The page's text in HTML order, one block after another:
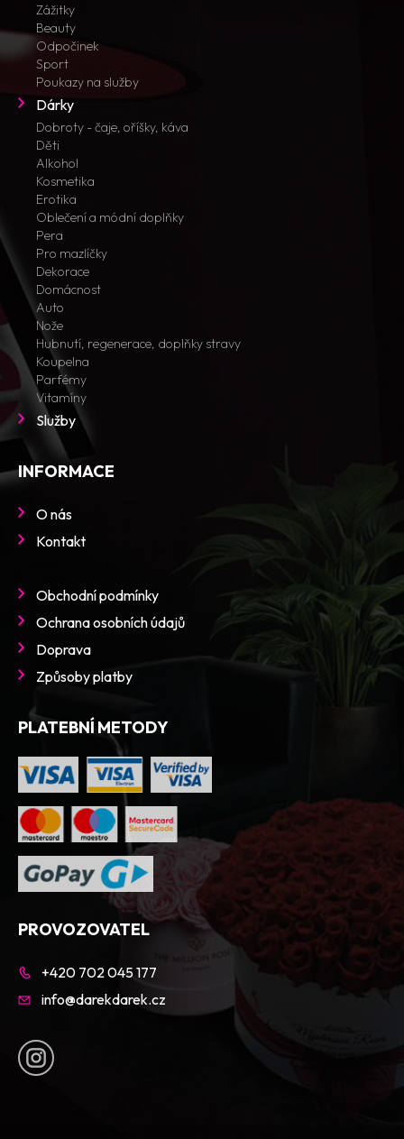
Zážitky
Beauty
Odpočinek
Sport
Poukazy na služby
Dárky
Dobroty - čaje, oříšky, káva
Děti
Alkohol
Kosmetika
Erotika
Oblečení a módní doplňky
Pera
Pro mazlíčky
Dekorace
Domácnost
Auto
Nože
Hubnutí, regenerace, doplňky stravy
Koupelna
Parfémy
Vitamíny
Služby
INFORMACE
O nás
Kontakt
Obchodní podmínky
Ochrana osobních údajů
Doprava
Způsoby platby
PLATEBNÍ METODY
PROVOZOVATEL
+420 702 045 177
info@darekdarek.cz